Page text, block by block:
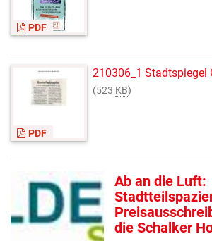
PDF
PDF
210306_1 Stadtspiegel
(523 KB)
Ab an die Luft:
die Schalker